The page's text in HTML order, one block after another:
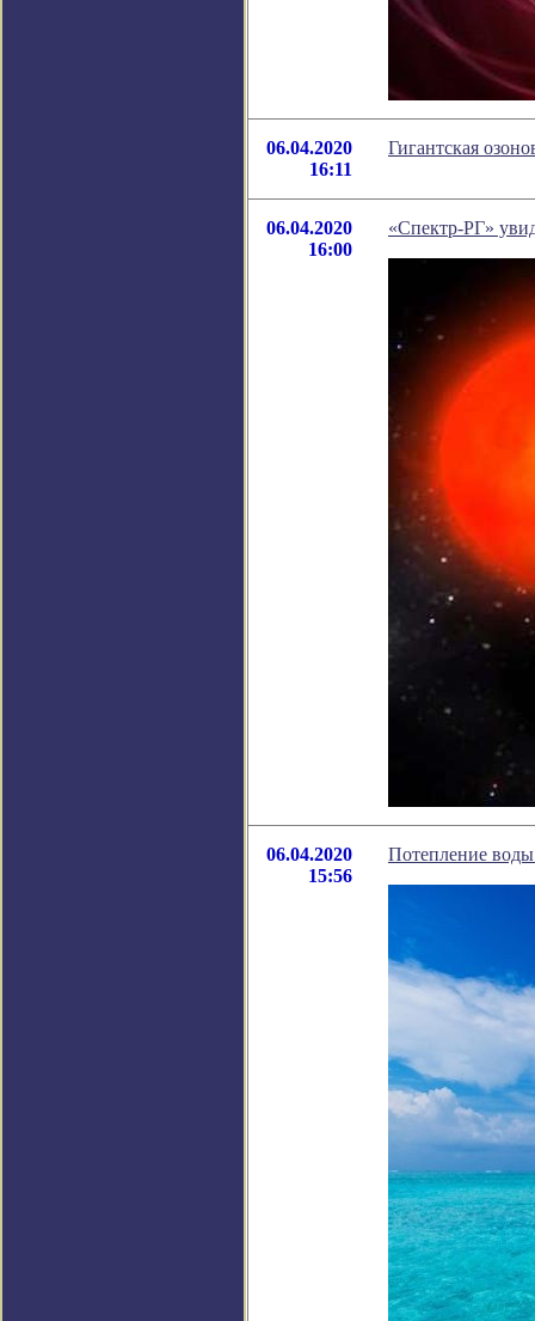
06.04.2020
16:11
Гигантская
06.04.2020
16:00
«Спектр-РГ»
06.04.2020
15:56
Потепление воды